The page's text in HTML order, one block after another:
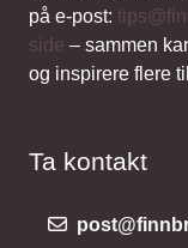
på e-post:
side – sammen
og inspirere flere
Ta kontakt